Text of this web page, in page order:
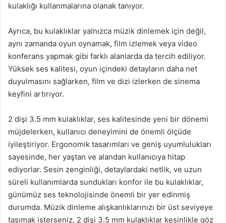
kulaklığı kullanmalarına olanak tanıyor.
Ayrıca, bu kulaklıklar yalnızca müzik dinlemek için değil,
aynı zamanda oyun oynamak, film izlemek veya video
konferans yapmak gibi farklı alanlarda da tercih ediliyor.
Yüksek ses kalitesi, oyun içindeki detayların daha net
duyulmasını sağlarken, film ve dizi izlerken de sinema
keyfini artırıyor.
2 dişi 3.5 mm kulaklıklar, ses kalitesinde yeni bir dönemi
müjdelerken, kullanıcı deneyimini de önemli ölçüde
iyileştiriyor. Ergonomik tasarımları ve geniş uyumlulukları
sayesinde, her yaştan ve alandan kullanıcıya hitap
ediyorlar. Sesin zenginliği, detaylardaki netlik, ve uzun
süreli kullanımlarda sundukları konfor ile bu kulaklıklar,
günümüz ses teknolojisinde önemli bir yer edinmiş
durumda. Müzik dinleme alışkanlıklarınızı bir üst seviyeye
taşımak isterseniz, 2 dişi 3.5 mm kulaklıklar kesinlikle göz